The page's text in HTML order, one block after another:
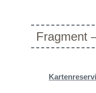
Fragment